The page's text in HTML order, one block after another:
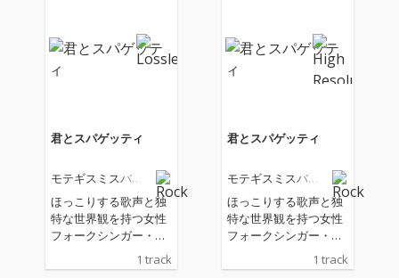
2026年6月19日(金)より
新宿武蔵野館ほか全国
順次公開。
2026年6月19日(金)より
新宿武蔵野館ほか全国
順次公開。
君とスパゲッティ
モテギスミスバン
ほっこりする歌声と独
特な世界観を持つ女性
フォークシンガー・モ
康的でクセになる脱力
1 track
君とスパゲッティ
モテギスミスバン
ほっこりする歌声と独
特な世界観を持つ女性
フォークシンガー・モ
テギスミス率いる、健
康的でクセになる脱力
1 track